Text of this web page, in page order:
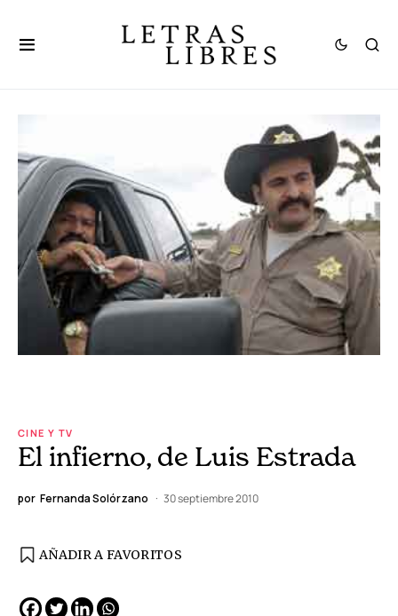
CINE Y TV
El infierno, de Luis Estrada
por Fernanda Solórzano 30 septiembre 2010
AÑADIR A FAVORITOS